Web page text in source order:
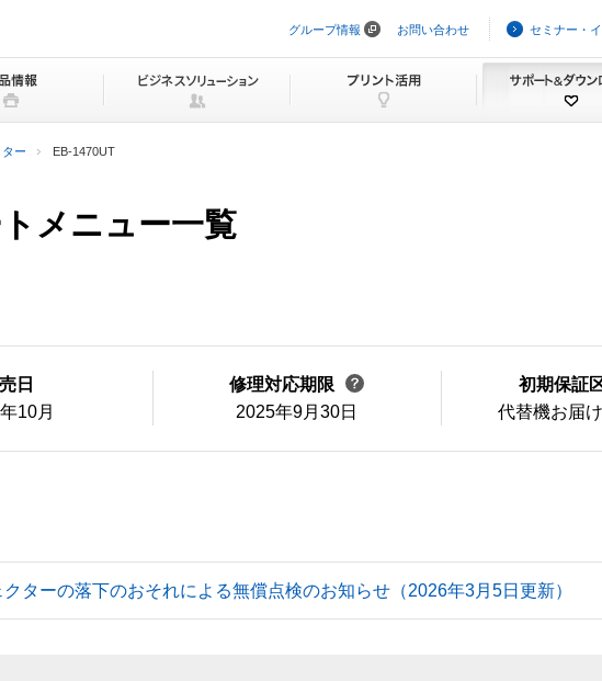
ビ
ョ
グループ情報 お問い合わせ セミナー・
ー EB-1470UT
メニュー一覧
日
10月
修理対応期限
2025年9月30日
初期保証
代替機お届
ターの落下のおそれによる無償点検のお知らせ（2026年3月5日更新）